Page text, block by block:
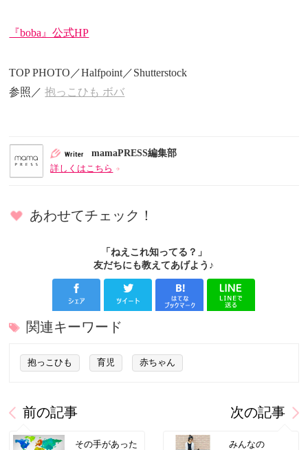
『boba』公式HP
TOP PHOTO／Halfpoint／Shutterstock
参照／抱っこひも ボバ
mamaPRESS編集部
詳しくはこちら
あわせてチェック！
「ねえこれ知ってる？」
友だちにも教えてあげよう♪
関連キーワード
抱っこひも 育児 赤ちゃん
前の記事
その手があった
次の記事
みんなの